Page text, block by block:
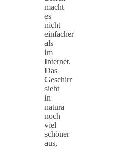
macht
es
nicht
einfacher
als
im
Internet.
Das
Geschirr
sieht
in
natura
noch
viel
schöner
aus,